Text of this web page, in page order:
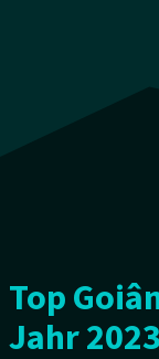
Top
Jahr 2023